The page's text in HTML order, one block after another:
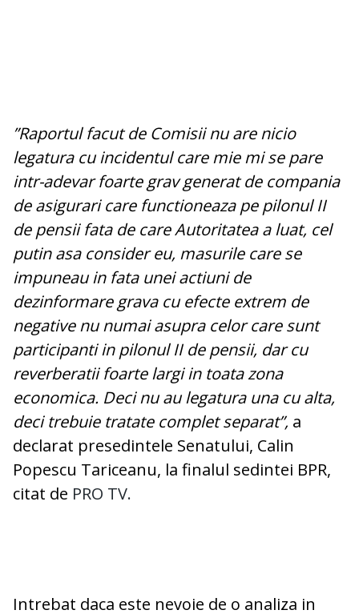
”Raportul facut de Comisii nu are nicio
legatura cu incidentul care mie mi se pare
intr-adevar foarte grav generat de compania
de asigurari care functioneaza pe pilonul II
de pensii fata de care Autoritatea a luat, cel
putin asa consider eu, masurile care se
impuneau in fata unei actiuni de
dezinformare grava cu efecte extrem de
negative nu numai asupra celor care sunt
participanti in pilonul II de pensii, dar cu
reverberatii foarte largi in toata zona
economica. Deci nu au legatura una cu alta,
deci trebuie tratate complet separat”, a
declarat presedintele Senatului, Calin
Popescu Tariceanu, la finalul sedintei BPR,
citat de PRO TV.
Intrebat daca este nevoie de o analiza in